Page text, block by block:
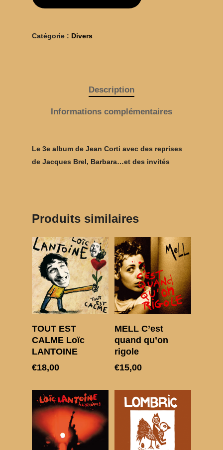
Catégorie : Divers
Description
Informations complémentaires
Le 3e album de Jean Corti avec des reprises
de Jacques Brel, Barbara…et des invités
Produits similaires
TOUT EST
CALME Loïc
LANTOINE
€18,00
MELL C’est
quand qu’on
rigole
€15,00
MON SLIP